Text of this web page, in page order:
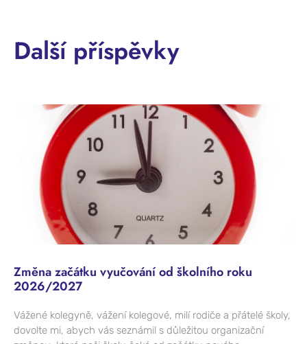
Další příspěvky
Změna začátku vyučování od školního roku
2026/2027
Vážené kolegyně, vážení kolegové, milí rodiče a přátelé školy,
dovolte mi, abych vás seznámil s důležitou organizační